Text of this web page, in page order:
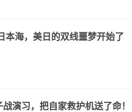
本海，美日的双线噩梦开始了
演习，把自家救护机送了命！